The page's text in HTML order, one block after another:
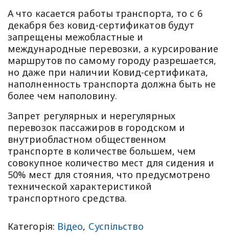
А что касается работы транспорта, то с 6
декабря без ковид-сертификатов будут
запрещены межобластные и
международные перевозки, а курсирование
маршрутов по самому городу разрешается,
но даже при наличии Ковид-сертификата,
наполненность транспорта должна быть не
более чем наполовину.
Запрет регулярных и нерегулярных
перевозок пассажиров в городском и
внутриобластном общественном
транспорте в количестве большем, чем
совокупное количество мест для сидения и
50% мест для стояния, что предусмотрено
технической характеристикой
транспортного средства.
Категорія: Відео, Суспільство